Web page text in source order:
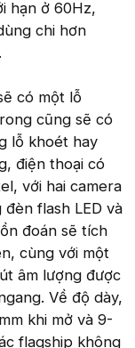
hạn ở 60Hz,
chi hơn
có một lỗ
cũng sẽ có
lỗ khoét hay
điện thoại có
với hai camera
flash LED và
đoán sẽ tích
cùng với một
âm lượng được
Về độ dày,
khi mở và 9-
flagship không